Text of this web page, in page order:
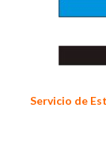
Servicio de